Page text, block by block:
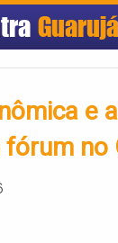
Guarujá
e
no